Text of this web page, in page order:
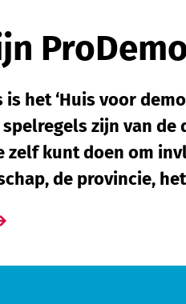
is het ‘Huis voor
zijn van
zelf kunt doen om
de provincie,